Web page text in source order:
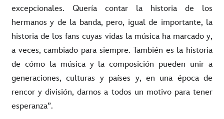
excepcionales. Quería contar la historia de los
hermanos y de la banda, pero, igual de importante, la
historia de los fans cuyas vidas la música ha marcado y,
a veces, cambiado para siempre. También es la historia
de cómo la música y la composición pueden unir a
generaciones, culturas y países y, en una época de
rencor y división, darnos a todos un motivo para tener
esperanza”.